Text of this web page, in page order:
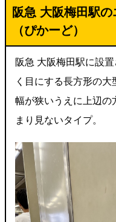
阪急 大阪梅田駅
（ぴかーど）
阪急 大阪梅田駅に設
く目にする長方形の
幅が狭いうえに上辺の
まり見ないタイプ。